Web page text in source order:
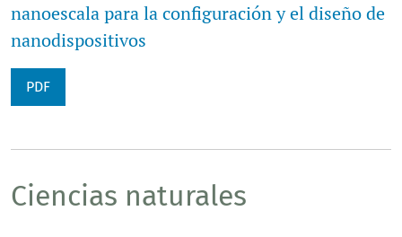
nanoescala para la configuración y el diseño de
nanodispositivos
PDF
Ciencias naturales